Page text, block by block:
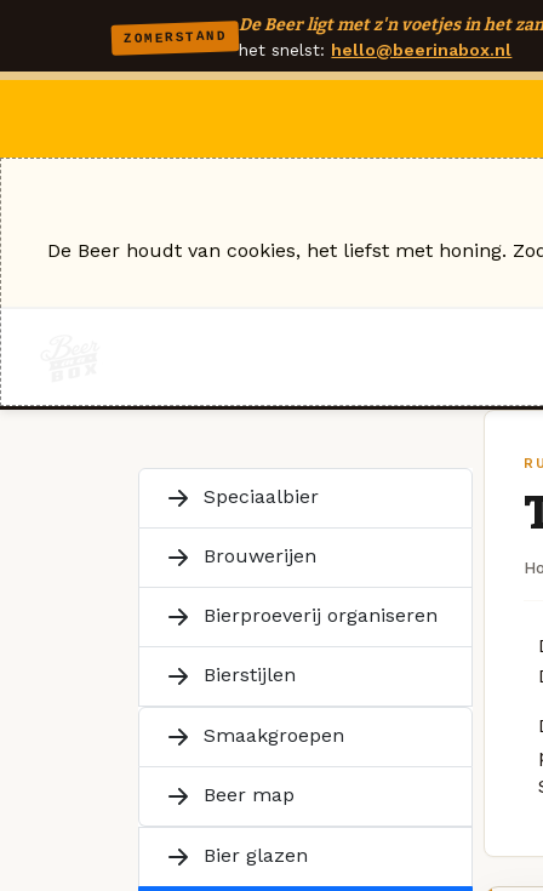
ZOMERSTAND
De Beer ligt met z'n voetjes in het
het snelst: hello@beerinabox.nl
Speciaalbier
Brouwerijen
Bierproeverij organiseren
Bierstijlen
Smaakgroepen
Beer map
Bier glazen
De Beer houdt van cookies, het liefst met honing.